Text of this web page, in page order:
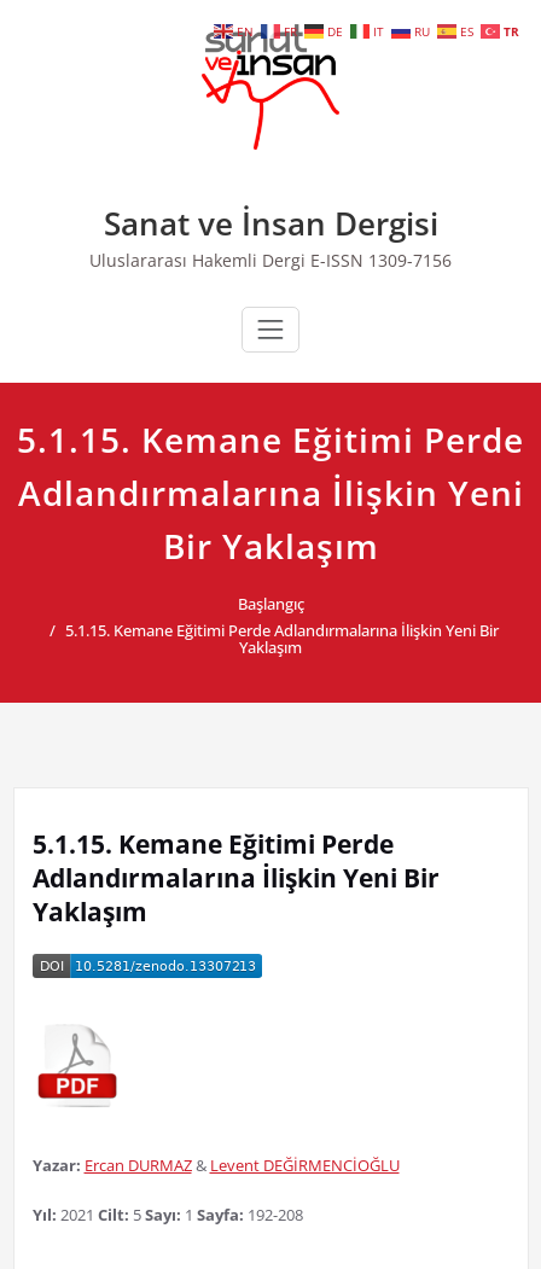
Sanat ve İnsan Dergisi
Uluslararası Hakemli Dergi E-ISSN 1309-7156
5.1.15. Kemane Eğitimi Perde
Adlandırmalarına İlişkin Yeni
Bir Yaklaşım
Başlangıç
5.1.15. Kemane Eğitimi Perde Adlandırmalarına İlişkin Yeni Bir
Yaklaşım
5.1.15. Kemane Eğitimi Perde
Adlandırmalarına İlişkin Yeni Bir
Yaklaşım
Yazar: Ercan DURMAZ& Levent DEĞİRMENCİOĞLU
Yıl: 2021 Cilt: 5Sayı: 1 Sayfa: 192-208
EN FR DE IT RU ES TR